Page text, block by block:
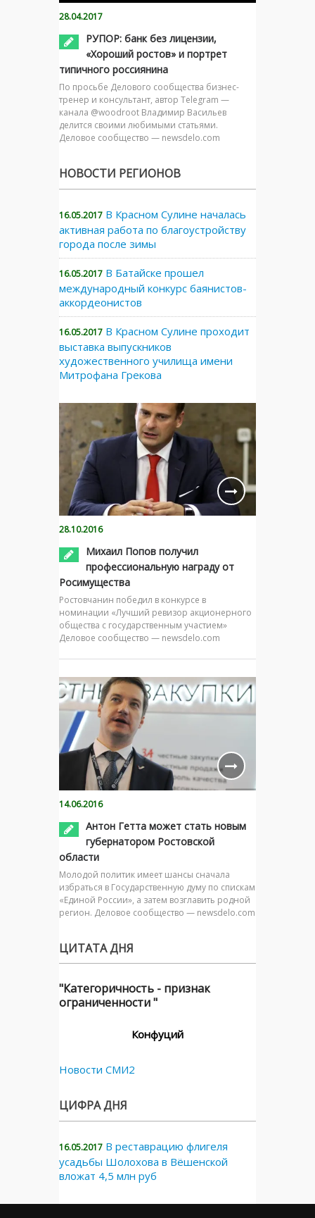
28.04.2017
РУПОР: банк без лицензии,
«Хороший ростов» и портрет
типичного россиянина
По просьбе Делового сообщества бизнес-
тренер и консультант, автор Telegram —
канала @woodroot Владимир Васильев
делится своими любимыми статьями.
Деловое сообщество — newsdelo.com
НОВОСТИ РЕГИОНОВ
16.05.2017 В Красном Сулине началась
активная работа по благоустройству
города после зимы
16.05.2017 В Батайске прошел
международный конкурс баянистов-
аккордеонистов
16.05.2017 В Красном Сулине проходит
выставка выпускников
художественного училища имени
Митрофана Грекова
28.10.2016
Михаил Попов получил
профессиональную награду от
Росимущества
Ростовчанин победил в конкурсе в
номинации «Лучший ревизор акционерного
общества с государственным участием»
Деловое сообщество — newsdelo.com
14.06.2016
Антон Гетта может стать новым
губернатором Ростовской
области
Молодой политик имеет шансы сначала
избраться в Государственную думу по спискам
«Единой России», а затем возглавить родной
регион. Деловое сообщество — newsdelo.com
ЦИТАТА ДНЯ
"Категоричность - признак
ограниченности "
Конфуций
Новости СМИ2
ЦИФРА ДНЯ
16.05.2017 В реставрацию флигеля
усадьбы Шолохова в Вёшенской
вложат 4,5 млн руб